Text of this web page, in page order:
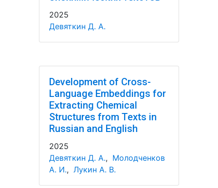
2025
Девяткин Д. А.
Development of Cross-
Language Embeddings for
Extracting Chemical
Structures from Texts in
Russian and English
2025
Девяткин Д. А., Молодченков
А. И., Лукин А. В.